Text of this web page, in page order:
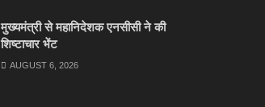
मुख्यमंत्री से महानिदेशक एनसीसी ने की
शिष्टाचार भेंट
AUGUST 6, 2026